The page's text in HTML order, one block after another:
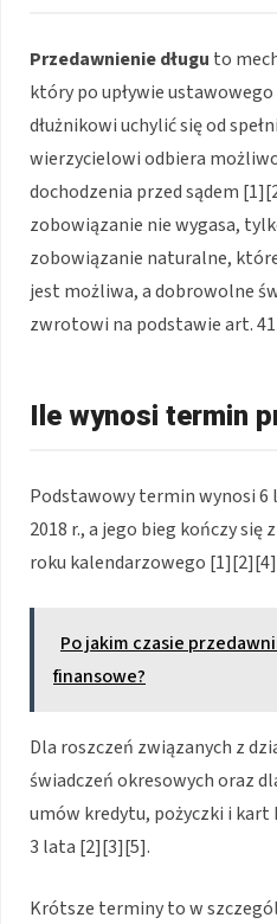
Przedawnienie długu to
który po upływie
dłużnikowi uchylić się od
wierzycielowi odbiera
dochodzenia przed sądem
zobowiązanie nie wygasa,
zobowiązanie naturalne,
jest możliwa, a dobrowolne
zwrotowi na podstawie art.
Ile wynosi termin
Podstawowy termin wynosi 6
2018 r., a jego bieg kończy
roku kalendarzowego
Po jakim czasie
finansowe?
Dla roszczeń związanych z
świadczeń okresowych oraz
umów kredytu, pożyczki i
3 lata [2][3][5].
Krót­sze terminy to w